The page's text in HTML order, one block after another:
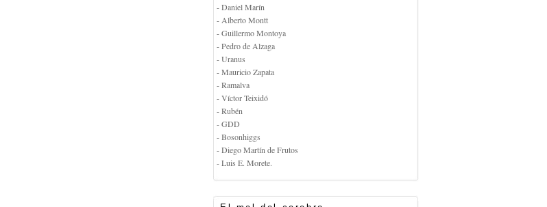
- Daniel Marín
- Alberto Montt
- Guillermo Montoya
- Pedro de Alzaga
- Uranus
- Mauricio Zapata
- Ramalva
- Víctor Teixidó
- Rubén
- GDD
- Bosonhiggs
- Diego Martín de Frutos
- Luis E. Morete.